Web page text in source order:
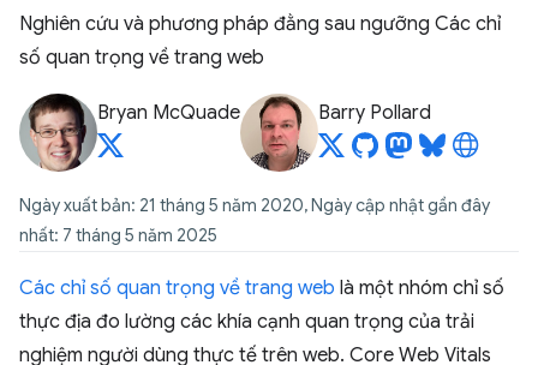
Nghiên cứu và phương pháp đằng sau ngưỡng Các chỉ
số quan trọng về trang web
Bryan McQuade Barry Pollard
Ngày xuất bản: 21 tháng 5 năm 2020, Ngày cập nhật gần đây
nhất: 7 tháng 5 năm 2025
Các chỉ số quan trọng về trang web là một nhóm chỉ số
thực địa đo lường các khía cạnh quan trọng của trải
nghiệm người dùng thực tế trên web. Core Web Vitals